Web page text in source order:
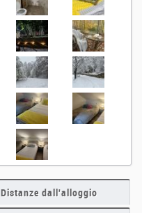
Distanze dall'alloggio